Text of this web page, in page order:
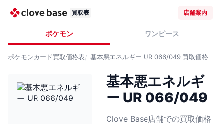
買取表 店舗案内
ポケモン ワンピース
ポケモンカード買取価格表 基本悪エネルギー UR 066/049 買取価格
基本悪エネルギ
ー UR 066/049
Clove Base店舗での買取価格